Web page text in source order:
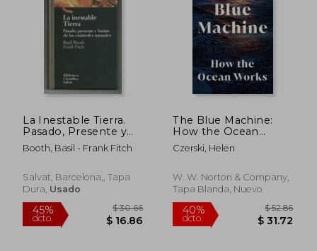
45%
dcto.
La Inestable Tierra.
Pasado, Presente y
Futuro de las
Catastrofes Naturales
Booth, Basil - Frank Fitch
Salvat, Barcelona,, Tapa
Dura, Usado
The Blue Machine:
How the Ocean
Works (en Inglés)
Czerski, Helen
W. W. Norton & Company,
Tapa Blanda, Nuevo